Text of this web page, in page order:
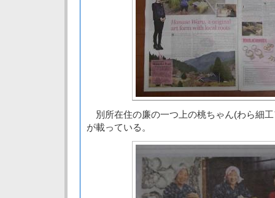
別所在住の廉の一つ上の桃ちゃん(わら細
が載っている。